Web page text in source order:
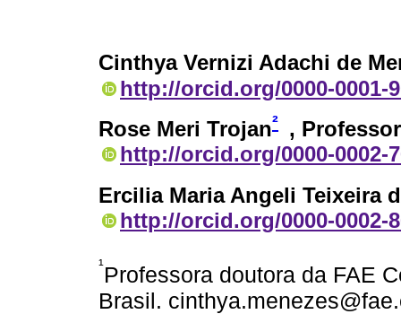
Cinthya Vernizi Adachi de
http://orcid.org/0000-0001-
Rose Meri Trojan² ,
http://orcid.org/0000-0002-
Ercilia Maria Angeli Teixeira
http://orcid.org/0000-0002-
¹Professora doutora da FAE
Brasil.